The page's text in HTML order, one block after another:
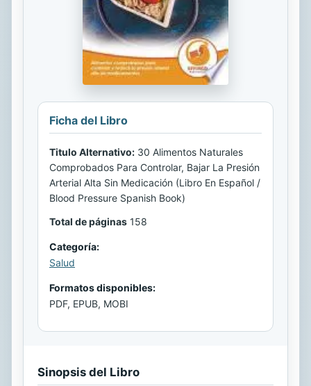
Ficha del Libro
Titulo Alternativo: 30 Alimentos Naturales
Comprobados Para Controlar, Bajar La Presión
Arterial Alta Sin Medicación (Libro En Español /
Blood Pressure Spanish Book)
Total de páginas 158
Categoría:
Salud
Formatos disponibles:
PDF, EPUB, MOBI
Sinopsis del Libro